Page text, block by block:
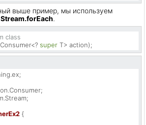
выше пример, мы используем
Stream.forEach.
class
super T> action);
{